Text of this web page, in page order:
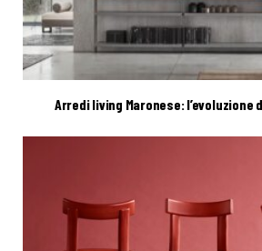
Arredi living Maronese: l’evoluzione